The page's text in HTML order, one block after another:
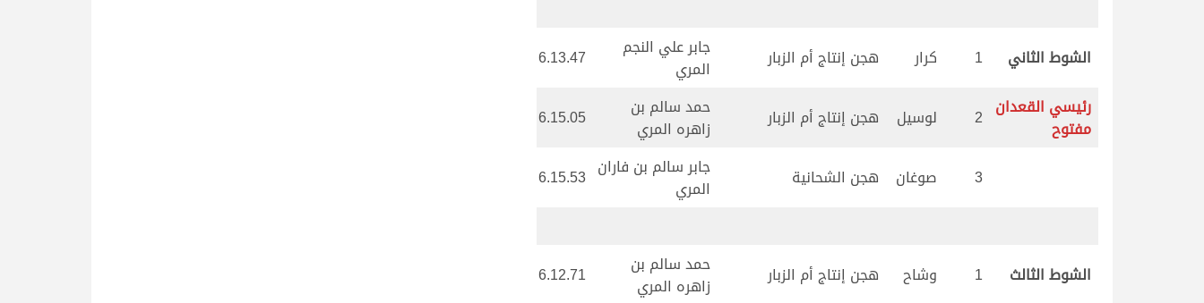
الشوط الثاني 1 كرار هجن إنتاج أم الزبار
جابر علي النجم
المري
6.13.47
رئيسي القعدان
مفتوح
2 لوسيل هجن إنتاج أم الزبار
حمد سالم بن
زاهره المري
6.15.05
3 صوغان هجن الشحانية
جابر سالم بن فاران
المري
6.15.53
الشوط الثالث 1 وشاح هجن إنتاج أم الزبار
حمد سالم بن
زاهره المري
6.12.71